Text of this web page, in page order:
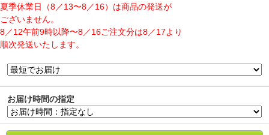
夏季休業日（8／13〜8／16）は商品の発送が
ございません。
8／12午前9時以降〜8／16ご注文分は8／17より
順次発送いたします。
お届け時間の指定